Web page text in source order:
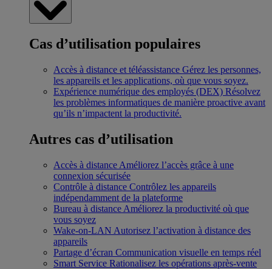
Cas d’utilisation populaires
Accès à distance et téléassistance Gérez les personnes,
les appareils et les applications, où que vous soyez.
Expérience numérique des employés (DEX) Résolvez
les problèmes informatiques de manière proactive avant
qu’ils n’impactent la productivité.
Autres cas d’utilisation
Accès à distance Améliorez l’accès grâce à une
connexion sécurisée
Contrôle à distance Contrôlez les appareils
indépendamment de la plateforme
Bureau à distance Améliorez la productivité où que
vous soyez
Wake-on-LAN Autorisez l’activation à distance des
appareils
Partage d’écran Communication visuelle en temps réel
Smart Service Rationalisez les opérations après-vente